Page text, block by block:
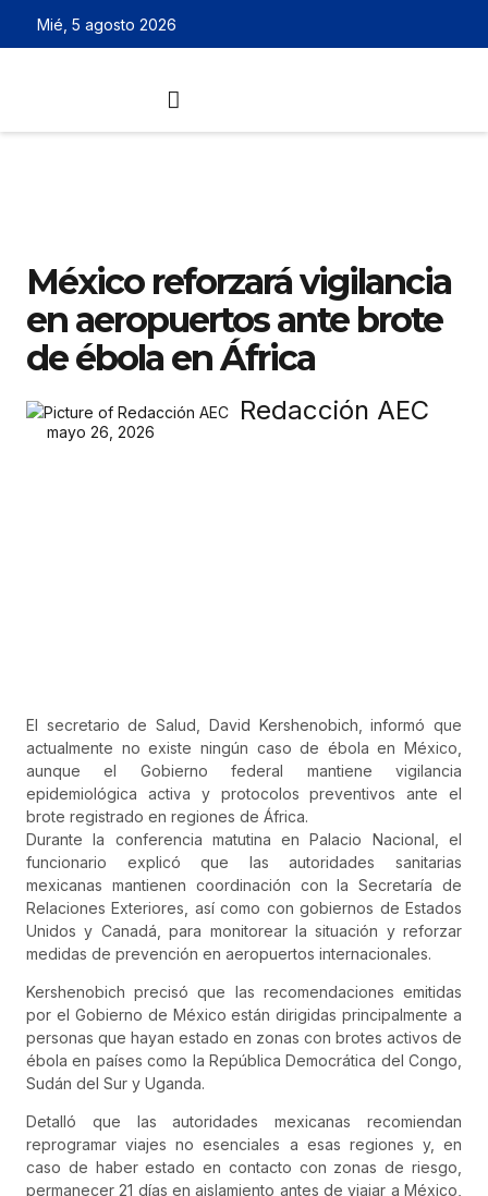
Mié, 5 agosto 2026
México reforzará vigilancia
en aeropuertos ante brote
de ébola en África
Redacción AEC
mayo 26, 2026
El secretario de Salud, David Kershenobich , informó que
actualmente no existe ningún caso de ébola en México,
aunque el Gobierno federal mantiene vigilancia
epidemiológica activa y protocolos preventivos ante el
brote registrado en regiones de África.
Durante la conferencia matutina en Palacio Nacional, el
funcionario explicó que las autoridades sanitarias
mexicanas mantienen coordinación con la Secretaría de
Relaciones Exteriores, así como con gobiernos de Estados
Unidos y Canadá, para monitorear la situación y reforzar
medidas de prevención en aeropuertos internacionales.
Kershenobich precisó que las recomendaciones emitidas
por el Gobierno de México están dirigidas principalmente a
personas que hayan estado en zonas con brotes activos de
ébola en países como la República Democrática del Congo,
Sudán del Sur y Uganda.
Detalló que las autoridades mexicanas recomiendan
reprogramar viajes no esenciales a esas regiones y, en
caso de haber estado en contacto con zonas de riesgo,
permanecer 21 días en aislamiento antes de viajar a México,